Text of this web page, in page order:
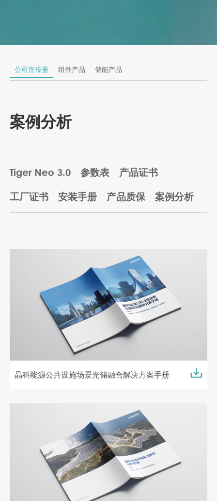
公司宣传册 组件产品 储能产品
案例分析
Tiger Neo 3.0 参数表 产品证书
工厂证书 安装手册 产品质保 案例分析
晶科能源公共设施场景光储融合解决方案手册